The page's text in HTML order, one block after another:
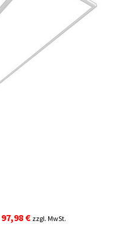
Ursprünglicher
97,98 €Aktueller
zzgl. MwSt.